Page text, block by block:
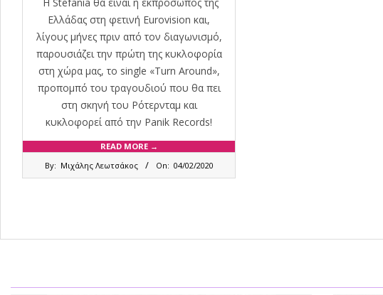
Ελλάδας στη φετινή Eurovision και,
λίγους μήνες πριν από τον διαγωνισμό,
παρουσιάζει την πρώτη της κυκλοφορία
στη χώρα μας, το single «Turn Around»,
προπομπό του τραγουδιού που θα πει
στη σκηνή του Ρότερνταμ και
κυκλοφορεί από την Panik Records!
READ MORE →
By: Μιχάλης Λεωτσάκος On: 04/02/2020